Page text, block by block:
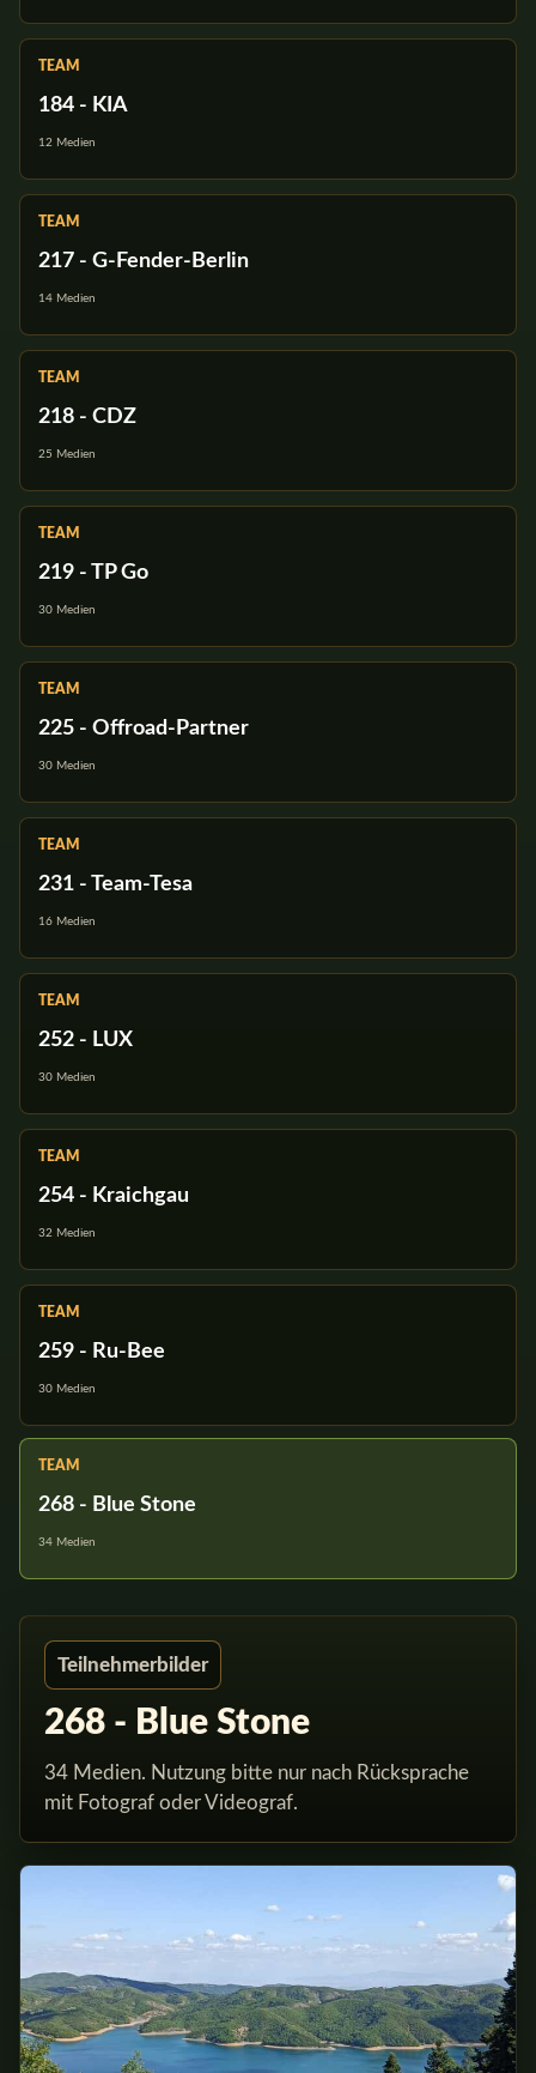
TEAM
184 - KIA
12 Medien
TEAM
217 - G-Fender-Berlin
14 Medien
TEAM
218 - CDZ
25 Medien
TEAM
219 - TP Go
30 Medien
TEAM
225 - Offroad-Partner
30 Medien
TEAM
231 - Team-Tesa
16 Medien
TEAM
252 - LUX
30 Medien
TEAM
254 - Kraichgau
32 Medien
TEAM
259 - Ru-Bee
30 Medien
TEAM
268 - Blue Stone
34 Medien
Teilnehmerbilder
268 - Blue Stone
34 Medien. Nutzung bitte nur nach Rücksprache
mit Fotograf oder Videograf.